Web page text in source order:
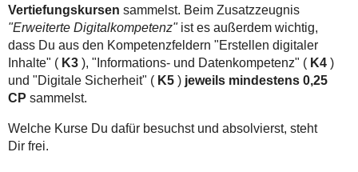
Vertiefungskursen sammelst. Beim Zusatzzeugnis
"Erweiterte Digitalkompetenz" ist es außerdem wichtig,
dass Du aus den Kompetenzfeldern "Erstellen digitaler
Inhalte" ( K3 ), "Informations- und Datenkompetenz" ( K4 )
und "Digitale Sicherheit" ( K5 ) jeweils mindestens 0,25
CP sammelst.
Welche Kurse Du dafür besuchst und absolvierst, steht
Dir frei.